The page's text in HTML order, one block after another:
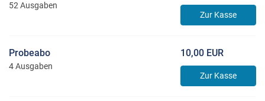
52 Ausgaben
Zur Kasse
Probeabo
4 Ausgaben
10,00 EUR
Zur Kasse